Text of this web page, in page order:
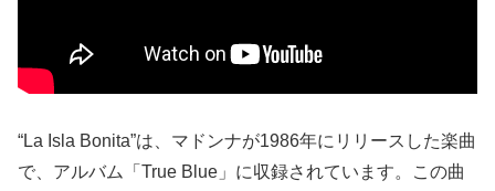
“La Isla Bonita”は、マドンナが1986年にリリースした楽曲
で、アルバム「True Blue」に収録されています。この曲